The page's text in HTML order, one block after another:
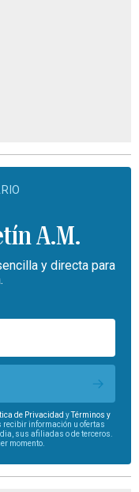
A.M.
y directa para
de Privacidad yTérminos y
recibir información u ofertas
sus afiliadas o de terceros.
momento.